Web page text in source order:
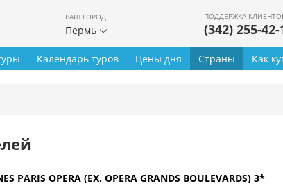
ВАШ ГОРОД
Пермь
ПОДДЕРЖКА
(342) 255-42-
Календарь туров Цены дня Страны Как
PARIS OPERA (EX. OPERA GRANDS BOULEVARDS) 3*